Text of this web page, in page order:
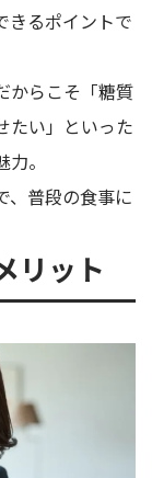
きるポイントで
からこそ「糖質
たい」といった
。
、普段の食事に
リット